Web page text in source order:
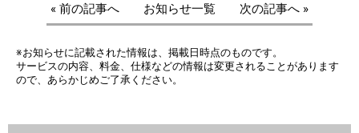
« 前の記事へ お知らせ一覧 次の記事へ »
※お知らせに記載された情報は、掲載日時点のものです。
サービスの内容、料金、仕様などの情報は変更されることがあります
ので、あらかじめご了承ください。